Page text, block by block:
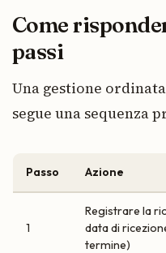
Come
passi
Una gestione
segue una sequenza
Passo Azione
1
Registrare la
data di
termine)